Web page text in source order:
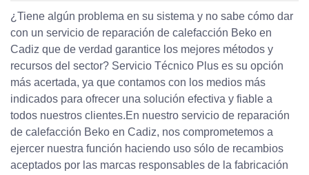
¿Tiene algún problema en su sistema y no sabe cómo dar
con un servicio de reparación de calefacción Beko en
Cadiz que de verdad garantice los mejores métodos y
recursos del sector? Servicio Técnico Plus es su opción
más acertada, ya que contamos con los medios más
indicados para ofrecer una solución efectiva y fiable a
todos nuestros clientes.En nuestro servicio de reparación
de calefacción Beko en Cadiz, nos comprometemos a
ejercer nuestra función haciendo uso sólo de recambios
aceptados por las marcas responsables de la fabricación